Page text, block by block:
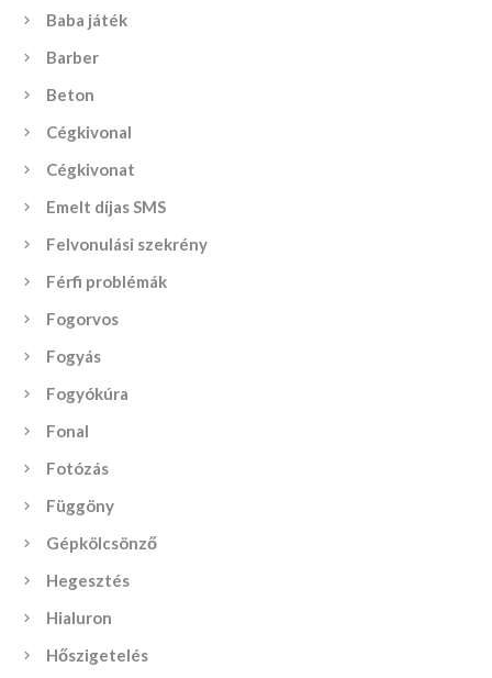
Baba játék
Barber
Beton
Cégkivonal
Cégkivonat
Emelt díjas SMS
Felvonulási szekrény
Férfi problémák
Fogorvos
Fogyás
Fogyókúra
Fonal
Fotózás
Függöny
Gépkölcsönző
Hegesztés
Hialuron
Hőszigetelés